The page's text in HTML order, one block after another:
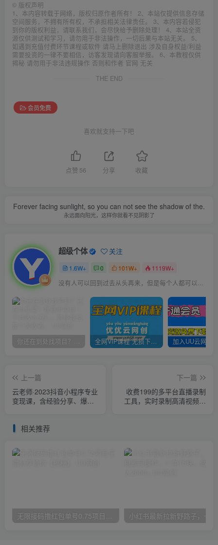
© 版权声明
1、本内容转载于网络，版权归原作者所有！ 2、本站仅提供信息存储
空间服务，不拥有所有权，不承担相关法律责任。 3、本内容若侵犯
到你的版权利益，请联系我们，会尽快给予删除处理！ 4、本站全资
源仅供测试和学习，请勿用于非法操作，一切后果与本站无关。 5、
如遇到充值付费环节课程或软件 请马上删除退出 涉及自身权益/利益
需要投资的一律不要相信，访客发现请向客服举报。 6、本教程仅供
揭秘 请勿用于非法违规操作 否则和作者 官网 无关
THE END
会员免费
喜欢就支持一下吧
点赞 56 分享 收藏
Forever facing sunlight, so you can not see the shadow of the.
永远面向阳光，这样你就看不见阴影了
超级个体 关注
1.6W+ 0 101W+ 1119W+
没有人可以回到过去从头再来，但是每个人都可以从今天开始，创造一个全新的结局
你还在到处找项目？还在当韭菜？我靠卖项目一个月收入5万+，曾经我也是个失败者。 全网VIP课程 无损下载~
上一篇
云老师·2023抖音小程序专业
变现课，含经验分享、爆发
下一篇
收费199的多平台直播录制
工具，实时录制高清视频自
相关推荐
无限接码撸红包单号0.75项目无偿分享给你【揭秘】